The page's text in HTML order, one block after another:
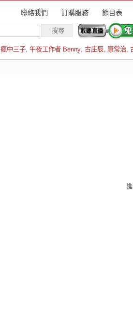
聯絡我們 訂購服務 節目表
瘋中三子, 午夜工作者 Benny, 古庄辰, 康常治,